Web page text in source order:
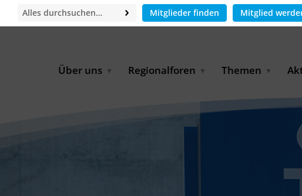
Mitglieder finden Mitglied
Über uns Regionalforen Themen
für